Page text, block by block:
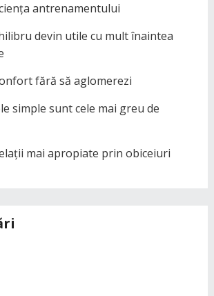
antrenamentului
devin utile cu mult înaintea
fără să aglomerezi
simple sunt cele mai greu de
mai apropiate prin obiceiuri